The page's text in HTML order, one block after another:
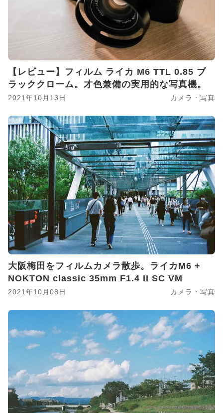
【レビュー】フィルム ライカ M6 TTL 0.85 ブ
ラッククローム。才色兼備の実用的な写真機。
2021年10月13日 カメラ・写真
大阪梅田をフィルムカメラ散歩。ライカM6 +
NOKTON classic 35mm F1.4 II SC VM
2021年10月08日 カメラ・写真